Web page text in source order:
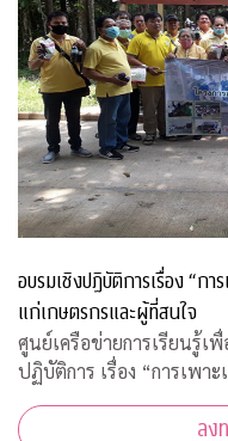
อบรมเชิงปฏิบัติการเรื่อง “กา
แก่เกษตรกรและผู้ที่สนใจ
ศูนย์เครือข่ายการเรียนรู้เ
ปฏิบัติการ เรื่อง “การเพาะ
ลง